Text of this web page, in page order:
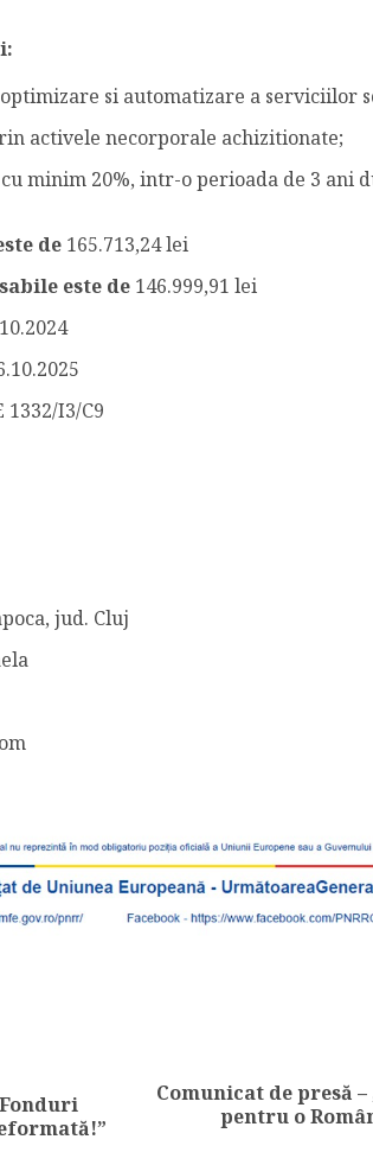
si automatizare a serviciilor
activele necorporale achizitionate;
minim 20%, intr-o perioada de 3 ani
de 165.713,24 lei
este de 146.999,91 lei
1332/I3/C9
jud. Cluj
Comunicat de presă –
pentru o